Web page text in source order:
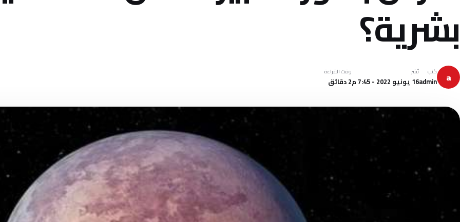
بشرية؟
a كتب
admin
نُشر
16 يونيو 2022 - 7:45 م
وقت القراءة
2 دقائق